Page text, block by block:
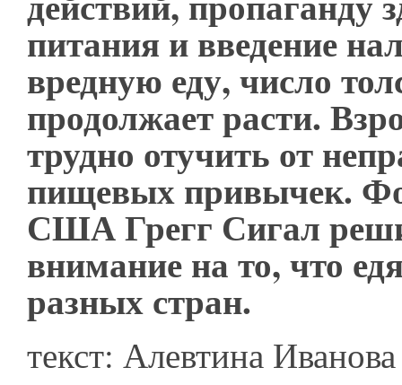
питания и введение
вредную еду, число
продолжает расти.
трудно отучить от
пищевых привычек.
США Грегг Сигал
внимание на то, что
разных стран.
текст: Алевтина Иванова